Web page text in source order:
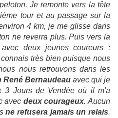
Je remonte vers la tête
tour et au passage sur la
4 km, je me glisse dans
ne reverra plus. Puis vers la
deux jeunes coureurs :
très bien puisque nous
nous retrouvons dans les
René Bernaudeau avec qui je
3 Jours de Vendée où il m'a
avec deux courageux. Aucun
ne refusera jamais un relais.